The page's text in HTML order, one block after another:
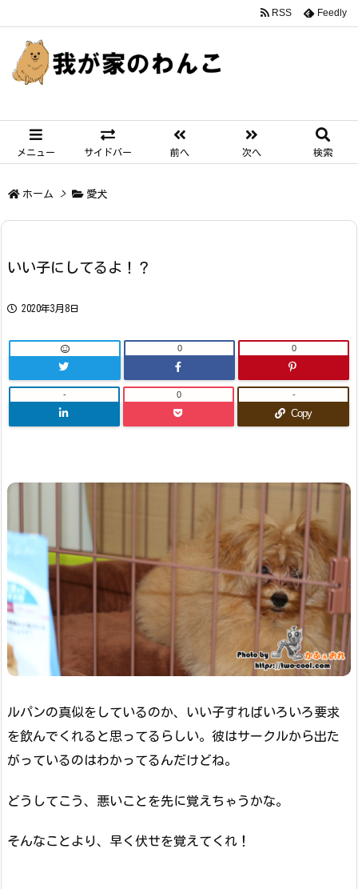
メニュー サイドバー 前へ 次へ 検索
RSS Feedly
ホーム > 愛犬
いい子にしてるよ！？
2020年3月8日
0 0
- 0
Copy
-
ルパンの真似をしているのか、いい子すればいろいろ要求
を飲んでくれると思ってるらしい。彼はサークルから出た
がっているのはわかってるんだけどね。
どうしてこう、悪いことを先に覚えちゃうかな。
そんなことより、早く伏せを覚えてくれ！